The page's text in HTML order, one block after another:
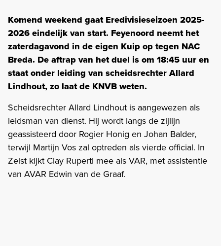
Komend weekend gaat Eredivisieseizoen 2025-
2026 eindelijk van start. Feyenoord neemt het
zaterdagavond in de eigen Kuip op tegen NAC
Breda. De aftrap van het duel is om 18:45 uur en
staat onder leiding van scheidsrechter Allard
Lindhout, zo laat de KNVB weten.
Scheidsrechter Allard Lindhout is aangewezen als
leidsman van dienst. Hij wordt langs de zijlijn
geassisteerd door Rogier Honig en Johan Balder,
terwijl Martijn Vos zal optreden als vierde official. In
Zeist kijkt Clay Ruperti mee als VAR, met assistentie
van AVAR Edwin van de Graaf.